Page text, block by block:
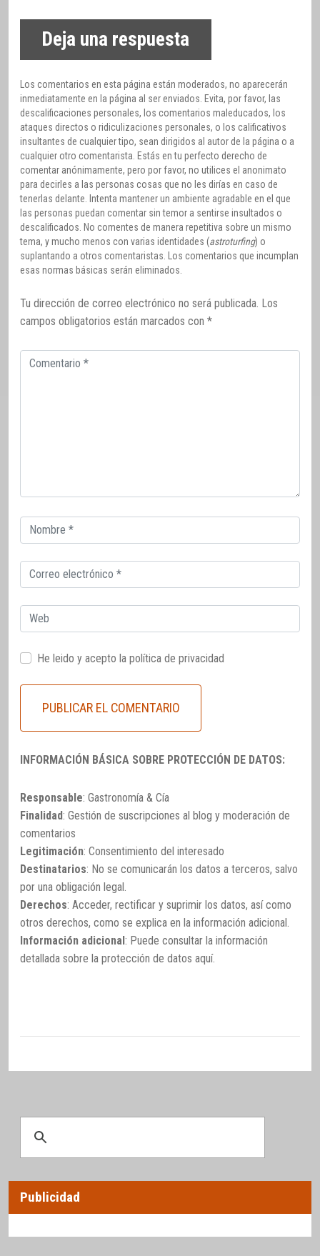
Deja una respuesta
Los comentarios en esta página están moderados, no aparecerán
inmediatamente en la página al ser enviados. Evita, por favor, las
descalificaciones personales, los comentarios maleducados, los
ataques directos o ridiculizaciones personales, o los calificativos
insultantes de cualquier tipo, sean dirigidos al autor de la página o a
cualquier otro comentarista. Estás en tu perfecto derecho de
comentar anónimamente, pero por favor, no utilices el anonimato
para decirles a las personas cosas que no les dirías en caso de
tenerlas delante. Intenta mantener un ambiente agradable en el que
las personas puedan comentar sin temor a sentirse insultados o
descalificados. No comentes de manera repetitiva sobre un mismo
tema, y mucho menos con varias identidades (astroturfing) o
suplantando a otros comentaristas. Los comentarios que incumplan
esas normas básicas serán eliminados.
Tu dirección de correo electrónico no será publicada. Los
campos obligatorios están marcados con *
Comentario
Correo
electrónico
Correo
electrónico
Web
He leido y acepto la política de privacidad
INFORMACIÓN BÁSICA SOBRE PROTECCIÓN DE DATOS:
Responsable: Gastronomía & Cía
Finalidad: Gestión de suscripciones al blog y moderación de
comentarios
Legitimación: Consentimiento del interesado
Destinatarios: No se comunicarán los datos a terceros, salvo
por una obligación legal.
Derechos: Acceder, rectificar y suprimir los datos, así como
otros derechos, como se explica en la información adicional.
Información adicional: Puede consultar la información
detallada sobre la protección de datos aquí.
Publicidad